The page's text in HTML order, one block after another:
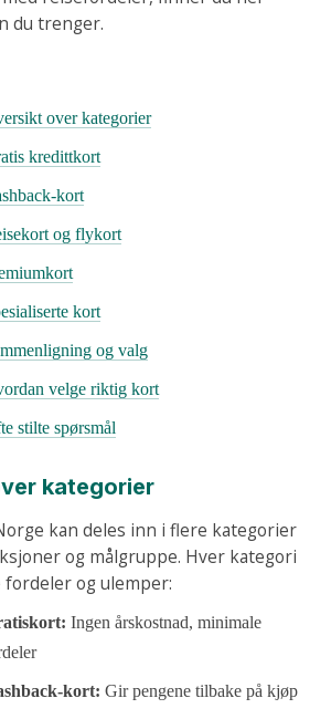
du trenger.
over kategorier
kredittkort
kort
og flykort
kort
og valg
velge riktig kort
stilte spørsmål
kategorier
kan deles inn i flere kategorier
og målgruppe. Hver kategori
fordeler og ulemper:
Ingen årskostnad, minimale
kort: Gir pengene tilbake på kjøp